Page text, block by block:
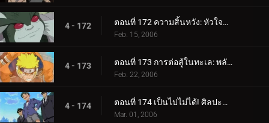
4 - 172 ตอนที่ 172 ความสิ้นหวัง: หัวใจที่แตกร้าว
Feb. 15, 2006
4 - 173 ตอนที่ 173 การต่อสู้ในทะเล: พลังที่ปลดปล่อย!
Feb. 22, 2006
4 - 174 ตอนที่ 174 เป็นไปไม่ได้! ศิลปะนินจาคนดัง - Jutsu สไตล์เงิน!
Mar. 01, 2006